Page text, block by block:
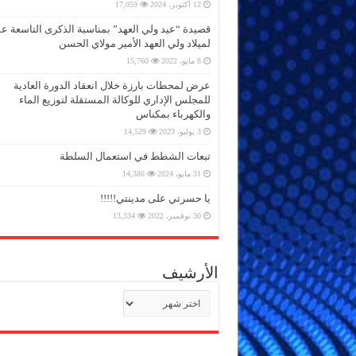
12 أكتوبر، 2024 17,059
قصيدة “عيد ولي العهد” بمناسبة الذكرى التاسعة
لميلاد ولي العهد الأمير مولاي الحسن
8 مايو، 2022 15,760
عرض لمحطات بارزة خلال انعقاد الدورة العادية
للمجلس الإداري للوكالة المستقلة لتوزيع الماء
والكهرباء بمكناس
3 يوليو، 2023 14,529
تبعات الشطط في استعمال السلطة
31 مايو، 2024 14,386
يا حسرتي على مدينتي!!!!!
30 نوفمبر، 2022 13,334
الأرشيف